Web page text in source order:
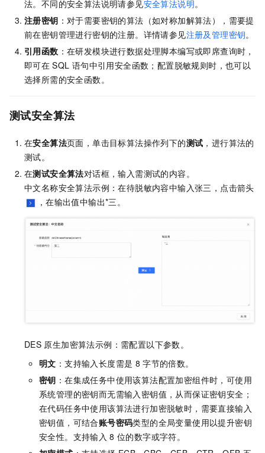
法。不同的安全算法说明请参见安全算法说明。
注册密钥 ：对于需要密钥的算法（如对称加解算法），需要提
前在密钥管理进行密钥的注册。详情请参见注册及管理密钥。
引用函数 ：在研发模块进行数据处理脚本编写或即席查询时，
即可在 SQL 语句中引用安全函数；配置脱敏规则时，也可以
选择所需的安全函数。
测试安全算法
在安全算法页面，单击目标算法操作列下的测试 ，进行算法的
测试。
在测试安全算法对话框，输入需测试的内容。
中文名称安全算法示例：在待脱敏内容中输入张三，点击箭头
，在输出值中输出*三。
DES 原生加密算法示例：需配置以下参数。
明文 ：支持输入长度需是 8 字节的倍数。
密钥 ：在集成任务中使用该算法配置加密组件时，可使用
系统管理的密钥而无需输入密钥值，从而保证密钥安全；
在代码任务中使用该算法进行加密脱敏时，需要直接输入
密钥值，可结合账号密码类型的全局变量使用以提升密钥
安全性。支持输入 8 位的数字或字符。